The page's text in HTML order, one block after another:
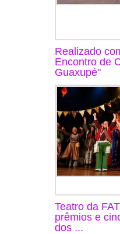
Realizado
Encontro de
Guaxupé"
Teatro da
prêmios e
dos ...